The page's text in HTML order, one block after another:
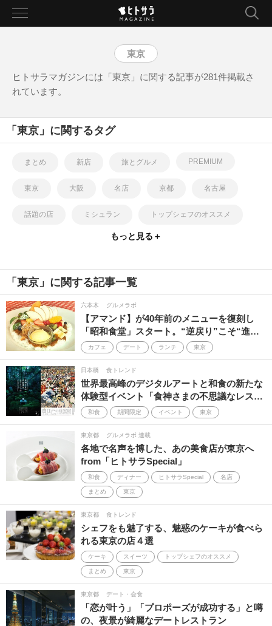
toggle
東京
ヒトサラマガジンには「東京」に関する記事が281件掲載さ
れています。
「東京」に関するタグ
まとめ 新店 旅とグルメ PREMIUM
東京 大阪 名店 京都 名古屋
話題の店 ミシュラン トップシェフのオススメ
編集部オススメ
レストラン 手土産
ヒトサラSpecial 期間限定 カウンター
サステナブル 神戸 食事 Men's Precious
銀座 旬味 ビストロ
2024 ワイン B級グルメ 鎌倉
シェフズ・テーブル 福岡 2025
トップシェフ いい感じの店 北陸の名店
ガストロノミー ヘルシーフード 国産グルメ
仙台 新宿 クラフトビール ジビエ
ブッフェ Bグルマン部 イノベーティブ
おうちゴハン
2021 ナチュラルワイン 土鍋ごはん
もっと見る＋
「東京」に関する記事一覧
六本木 グルメラボ
【アマンド】が40年前のメニューを復刻し
「昭和食堂」スタート。“逆戻り”こそ“進…
カフェ デート ランチ 東京
日本橋 食トレンド
世界最高峰のデジタルアートと和食の新たな
体験型イベント「食神さまの不思議なレス…
和食 期間限定 イベント 東京
東京都 グルメラボ 連載
各地で名声を博した、あの美食店が東京へ
from「ヒトサラSpecial」
和食 ディナー ヒトサラSpecial 名店
まとめ 東京
東京都 食トレンド
シェフをも魅了する、魅惑のケーキが食べら
れる東京の店４選
ケーキ スイーツ トップシェフのオススメ
まとめ 東京
東京都 デート・会食
「恋が叶う」「プロポーズが成功する」と噂
の、夜景が綺麗なデートレストラン